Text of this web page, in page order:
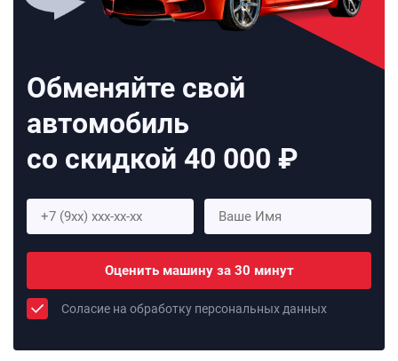
Обменяйте свой
автомобиль
со скидкой 40 000 ₽
Оценить машину за 30 минут
Соласие на обработку персональных данных